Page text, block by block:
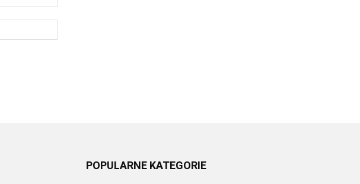
POPULARNE KATEGORIE